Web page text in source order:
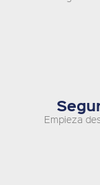
Empieza